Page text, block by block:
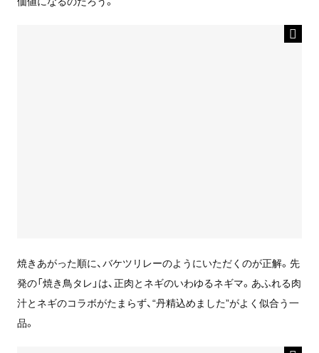
焼きあがった順に、バケツリレーのようにいただくのが正解。先
発の「焼き鳥タレ」は、正肉とネギのいわゆるネギマ。あふれる肉
汁とネギのコラボがたまらず、“丹精込めました”がよく似合う一
品。